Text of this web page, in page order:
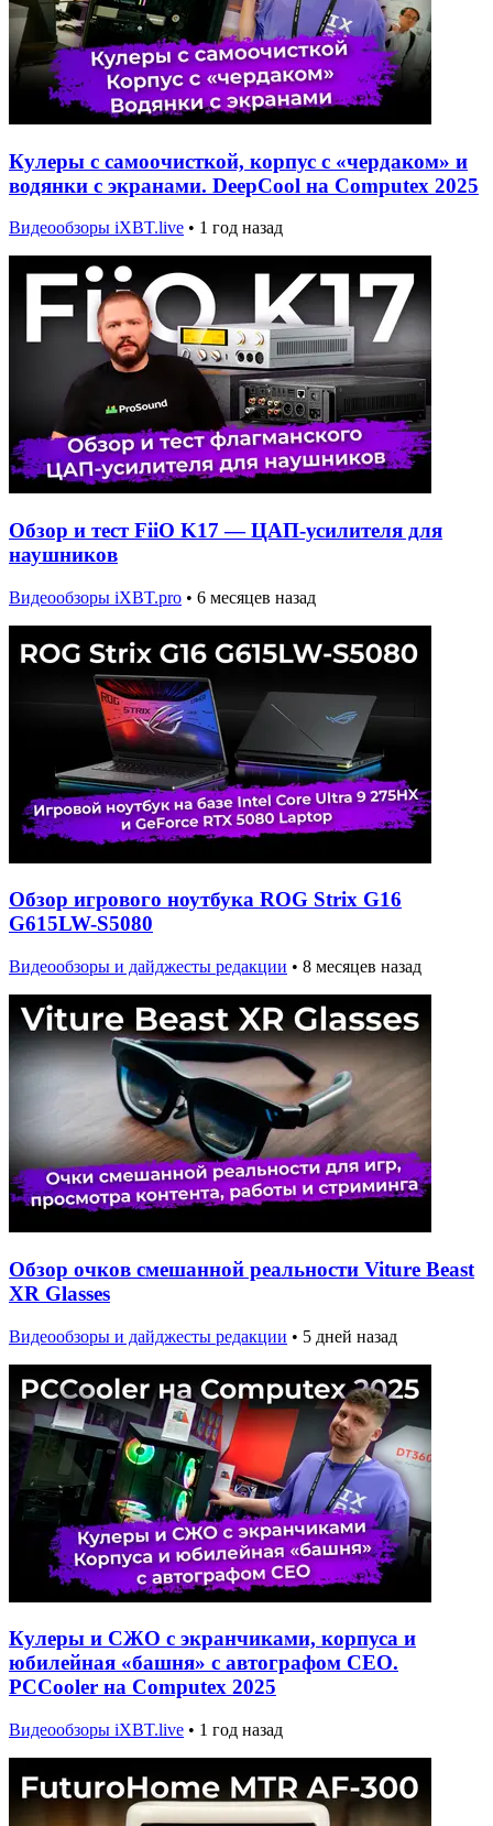
Кулеры с самоочисткой, корпус с «чердаком» и
водянки с экранами. DeepCool на Computex 2025
Видеообзоры iXBT.live • 1 год назад
Обзор и тест FiiO K17 — ЦАП-усилителя для
наушников
Видеообзоры iXBT.pro • 6 месяцев назад
Обзор игрового ноутбука ROG Strix G16
G615LW-S5080
Видеообзоры и дайджесты редакции • 8 месяцев назад
Обзор очков смешанной реальности Viture Beast
XR Glasses
Видеообзоры и дайджесты редакции • 5 дней назад
Кулеры и СЖО с экранчиками, корпуса и
юбилейная «башня» с автографом CEO.
PCCooler на Computex 2025
Видеообзоры iXBT.live • 1 год назад